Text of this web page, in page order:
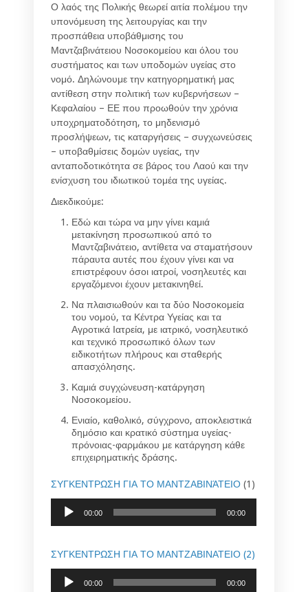
Ο λαός της Πολικής θεωρεί αιτία πολέμου την
υπονόμευση της λειτουργίας και την
προσπάθεια υποβάθμισης του
Μαντζαβινάτειου Νοσοκομείου και όλου του
συστήματος και των υποδομών υγείας στο
νομό. Δηλώνουμε την κατηγορηματική μας
αντίθεση στην πολιτική των κυβερνήσεων –
Κεφαλαίου – ΕΕ που προωθούν την χρόνια
υποχρηματοδότηση, το μηδενισμό
προσλήψεων, τις καταργήσεις – συγχωνεύσεις
– υποβαθμίσεις δομών υγείας, την
ανταποδοτικότητα σε βάρος του Λαού και την
ενίσχυση του ιδιωτικού τομέα της υγείας.
Διεκδικούμε:
Εδώ και τώρα να μην γίνει καμιά
μετακίνηση προσωπικού από το
Μαντζαβινάτειο, αντίθετα να σταματήσουν
πάραυτα αυτές που έχουν γίνει και να
επιστρέφουν όσοι ιατροί, νοσηλευτές και
εργαζόμενοι έχουν μετακινηθεί.
Να πλαισιωθούν και τα δύο Νοσοκομεία
του νομού, τα Κέντρα Υγείας και τα
Αγροτικά Ιατρεία, με ιατρικό, νοσηλευτικό
και τεχνικό προσωπικό όλων των
ειδικοτήτων πλήρους και σταθερής
απασχόλησης.
Καμιά συγχώνευση-κατάργηση
Νοσοκομείου.
Ενιαίο, καθολικό, σύγχρονο, αποκλειστικά
δημόσιο και κρατικό σύστημα υγείας-
πρόνοιας-φαρμάκου με κατάργηση κάθε
επιχειρηματικής δράσης.
ΣΥΓΚΕΝΤΡΩΣΗ ΓΙΑ ΤΟ ΜΑΝΤΖΑΒΙΝΆΤΕΙΟ (1)
Audio
Player
00:00 00:00
ΣΥΓΚΕΝΤΡΩΣΗ ΓΙΑ ΤΟ ΜΑΝΤΖΑΒΙΝΑΤΕΙΟ (2)
Audio
Player
00:00 00:00